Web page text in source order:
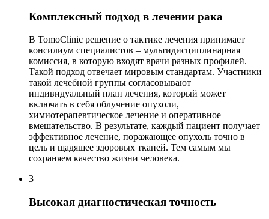
Комплексный подход в лечении рака
В TomoClinic решение о тактике лечения принимает
консилиум специалистов – мультидисциплинарная
комиссия, в которую входят врачи разных профилей.
Такой подход отвечает мировым стандартам. Участники
такой лечебной группы согласовывают
индивидуальный план лечения, который может
включать в себя облучение опухоли,
химиотерапевтическое лечение и оперативное
вмешательство. В результате, каждый пациент получает
эффективное лечение, поражающее опухоль точно в
цель и щадящее здоровых тканей. Тем самым мы
сохраняем качество жизни человека.
3
Высокая диагностическая точность